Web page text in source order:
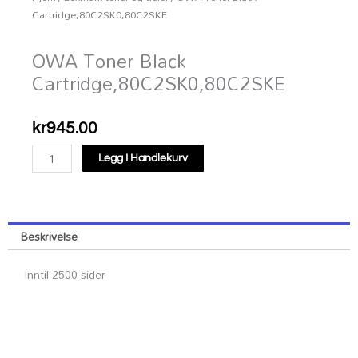
Cartridge,80C2SK0,80C2SKE
OWA Toner Black
Cartridge,80C2SK0,80C2SKE
kr945.00
OWA
Toner
antall
Legg I Handlekurv
Beskrivelse
Inntil 2500 sider